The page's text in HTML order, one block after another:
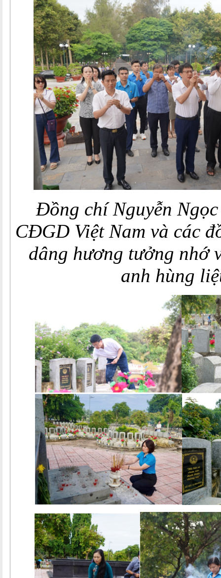
Đồng chí Nguyễn
CĐGD Việt Nam và các
dâng hương tưởng nhớ
anh hùng